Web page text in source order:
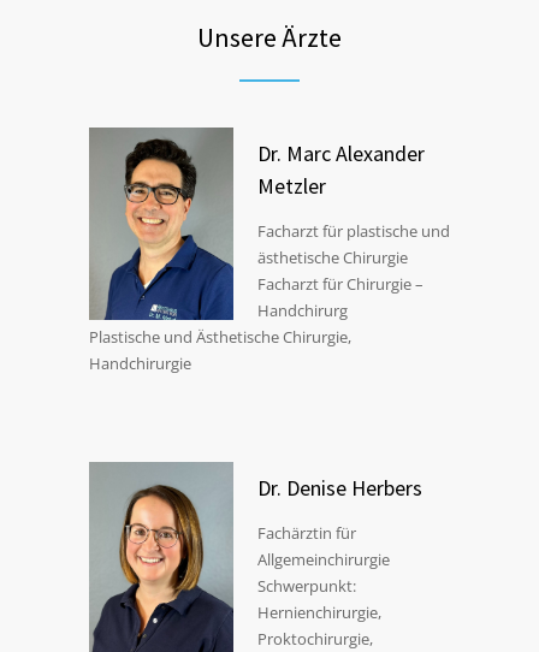
Unsere Ärzte
Dr. Marc Alexander
Metzler
Facharzt für plastische und
ästhetische Chirurgie
Facharzt für Chirurgie –
Handchirurg
Plastische und Ästhetische Chirurgie,
Handchirurgie
Dr. Denise Herbers
Fachärztin für
Allgemeinchirurgie
Schwerpunkt:
Hernienchirurgie,
Proktochirurgie,